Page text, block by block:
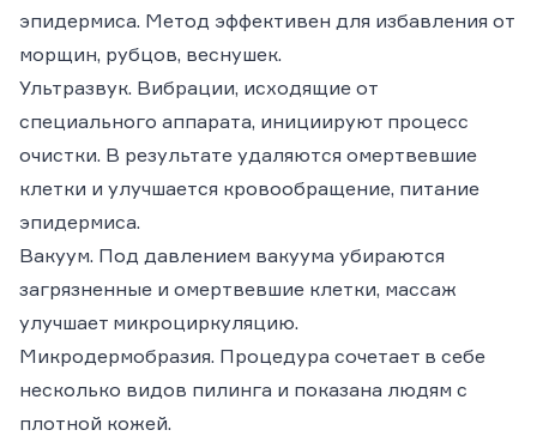
эпидермиса. Метод эффективен для избавления от
морщин, рубцов, веснушек.
Ультразвук. Вибрации, исходящие от
специального аппарата, инициируют процесс
очистки. В результате удаляются омертвевшие
клетки и улучшается кровообращение, питание
эпидермиса.
Вакуум. Под давлением вакуума убираются
загрязненные и омертвевшие клетки, массаж
улучшает микроциркуляцию.
Микродермобразия. Процедура сочетает в себе
несколько видов пилинга и показана людям с
плотной кожей.